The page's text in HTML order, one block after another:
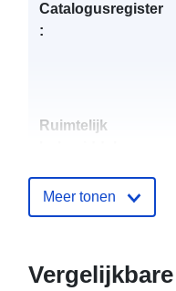
Catalogusregister
:
Ruimtelijk
Identificatoren:
Meer tonen